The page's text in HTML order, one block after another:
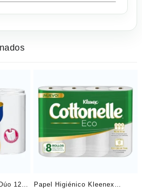
12
Papel Higiénico Kleenex